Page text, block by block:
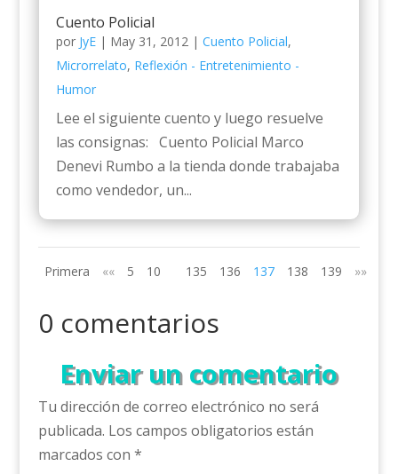
Cuento Policial
por JyE| May 31, 2012 | Cuento Policial,
Microrrelato, Reflexión - Entretenimiento -
Humor
Lee el siguiente cuento y luego resuelve
las consignas: Cuento Policial Marco
Denevi Rumbo a la tienda donde trabajaba
como vendedor, un...
Primera «« 5 10 135 136 137 138 139 »»
0 comentarios
Enviar un comentario
Tu dirección de correo electrónico no será
publicada. Los campos obligatorios están
marcados con *